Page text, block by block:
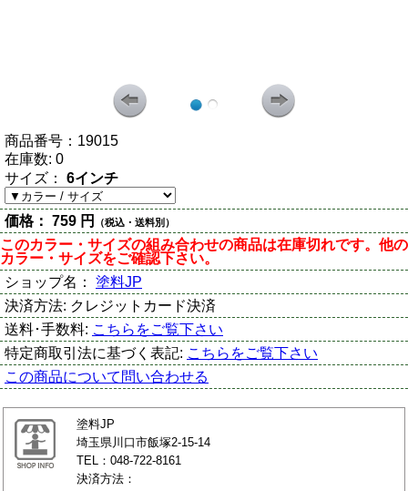
商品番号： 19015
在庫数: 0
サイズ： 6インチ
価格： 759 円 （税込・送料別）
このカラー・サイズの組み合わせの商品は在庫切れです。他の
カラー・サイズをご確認下さい。
ショップ名： 塗料JP
決済方法: クレジットカード決済
送料･手数料: こちらをご覧下さい
特定商取引法に基づく表記: こちらをご覧下さい
この商品について問い合わせる
塗料JP
埼玉県川口市飯塚2-15-14
TEL：048-722-8161
決済方法：